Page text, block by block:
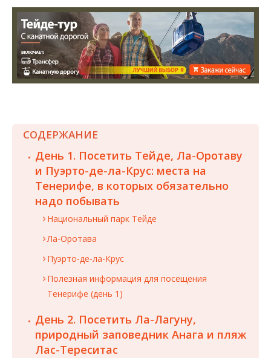
СОДЕРЖАНИЕ
День 1. Посетить Тейде, Ла-Оротаву
и Пуэрто-де-ла-Крус: места на
Тенерифе, в которых обязательно
надо побывать
Национальный парк Тейде
Ла-Оротава
Пуэрто-де-ла-Крус
Полезная информация для посещения
Тенерифе (день 1)
День 2. Посетить Ла-Лагуну,
природный заповедник Анага и пляж
Лас-Тереситас